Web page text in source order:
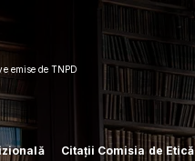
emise de TNPD
Citații Comisia de Etică